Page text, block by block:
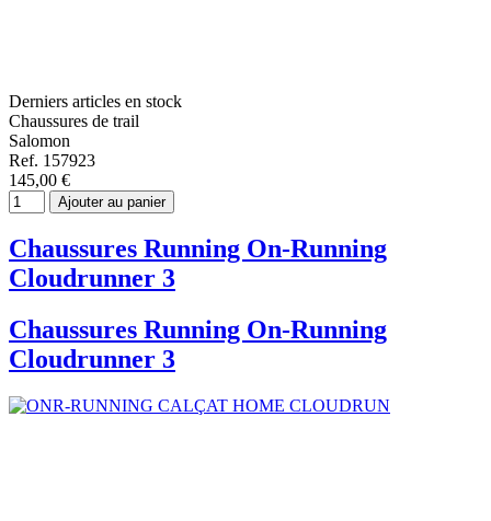
Derniers articles en stock
Chaussures de trail
Salomon
Ref. 157923
145,00 €
Ajouter au panier
Chaussures Running On-Running
Cloudrunner 3
Chaussures Running On-Running
Cloudrunner 3